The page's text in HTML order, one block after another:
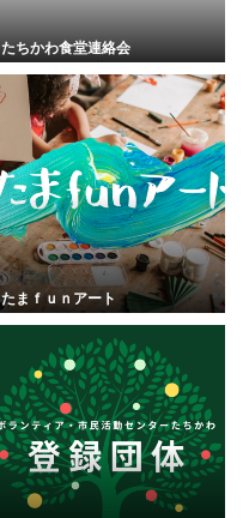
たちかわ食堂連絡会
たまｆｕｎアート